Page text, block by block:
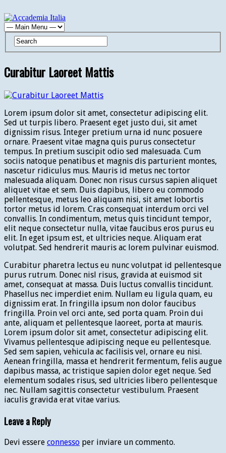
Curabitur Laoreet Mattis
Lorem ipsum dolor sit amet, consectetur adipiscing elit.
Sed ut turpis libero. Praesent eget justo dui, sit amet
dignissim risus. Integer pretium urna id nunc posuere
ornare. Praesent vitae magna quis purus consectetur
tempus. In pretium suscipit odio sed malesuada. Cum
sociis natoque penatibus et magnis dis parturient montes,
nascetur ridiculus mus. Mauris id metus nec tortor
malesuada aliquam. Donec non risus cursus sapien aliquet
aliquet vitae et sem. Duis dapibus, libero eu commodo
pellentesque, metus leo aliquam nisi, sit amet lobortis
tortor metus id lorem. Cras consequat interdum orci vel
convallis. In condimentum, metus quis tincidunt tempor,
elit neque consectetur nulla, vitae faucibus eros purus eu
elit. In eget ipsum est, et ultricies neque. Aliquam erat
volutpat. Sed hendrerit mauris ac lorem pulvinar euismod.
Curabitur pharetra lectus eu nunc volutpat id pellentesque
purus rutrum. Donec nisl risus, gravida at euismod sit
amet, consequat at massa. Duis luctus convallis tincidunt.
Phasellus nec imperdiet enim. Nullam eu ligula quam, eu
dignissim erat. In fringilla ipsum non dolor faucibus
fringilla. Proin vel orci ante, sed porta quam. Proin dui
ante, aliquam et pellentesque laoreet, porta at mauris.
Lorem ipsum dolor sit amet, consectetur adipiscing elit.
Vivamus pellentesque adipiscing neque eu pellentesque.
Sed sem sapien, vehicula ac facilisis vel, ornare eu nisi.
Aenean fringilla, massa et hendrerit fermentum, felis augue
dapibus massa, ac tristique sapien dolor eget neque. Sed
elementum sodales risus, sed ultricies libero pellentesque
nec. Nullam sagittis consectetur vestibulum. Praesent
iaculis gravida erat vitae varius.
Leave a Reply
Devi essere connesso per inviare un commento.